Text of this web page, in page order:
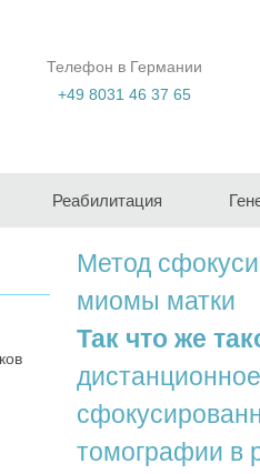
Телефон в Германии
+49 8031 46 37 65
Реабилитация
Метод
миомы матки
Так что же
томографии в